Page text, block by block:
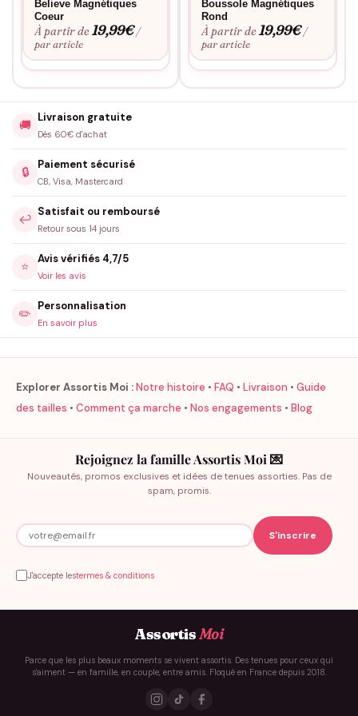
Believe Magnétiques
Coeur
À partir de19,99€ /
par article
Boussole Magnétiques
Rond
À partir de19,99€ /
par article
🚚
Livraison gratuite
Dès 60€ d'achat
🔒
Paiement sécurisé
CB, Visa, Mastercard
↩️
Satisfait ou remboursé
Retour sous 14 jours
⭐
Avis vérifiés 4,7/5
Voir les avis
✏️
Personnalisation
En savoir plus
Explorer Assortis Moi :Notre histoire • FAQ • Livraison • Guide
des tailles • Comment ça marche • Nos engagements • Blog
Rejoignez la famille Assortis Moi 💌
Nouveautés, promos exclusives et idées de tenues assorties. Pas de
spam, promis.
J'accepte lestermes & conditions
AssortisMoi
Parce que les plus beaux moments se vivent assortis. Des tenues pour ceux qui
s'aiment — en famille, en couple, entre amis. Floqué en France depuis 2018.